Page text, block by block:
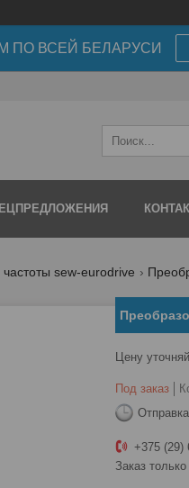
ПО ВСЕЙ БЕЛАРУСИ
sew-eurodrive
Цену
Под заказ
+375 (29)
Заказ